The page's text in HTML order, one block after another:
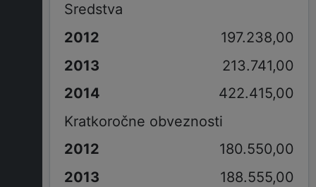
Sredstva
197.238,00
213.741,00
422.415,00
Kratkoročne obveznosti
180.550,00
188.555,00